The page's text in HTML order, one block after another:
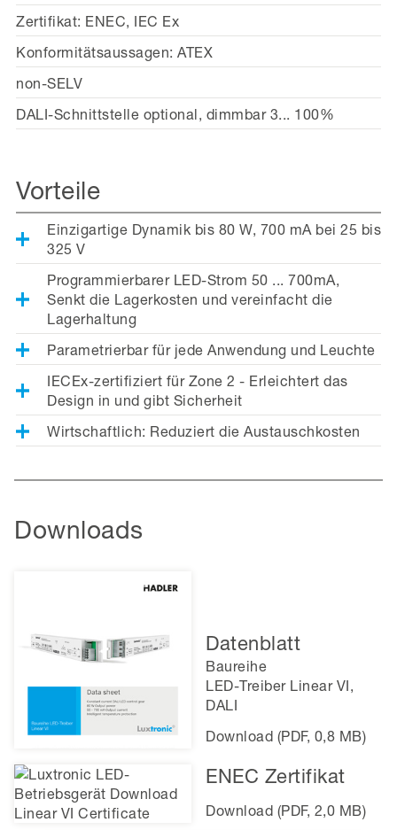
Zertifikat: ENEC, IEC Ex
Konformitätsaussagen: ATEX
non-SELV
DALI-Schnittstelle optional, dimmbar 3... 100%
Vorteile
Einzigartige Dynamik bis 80 W, 700 mA bei 25 bis
325 V
Programmierbarer LED-Strom 50 ... 700mA,
Senkt die Lagerkosten und vereinfacht die
Lagerhaltung
Parametrierbar für jede Anwendung und Leuchte
IECEx-zertifiziert für Zone 2 - Erleichtert das
Design in und gibt Sicherheit
Wirtschaftlich: Reduziert die Austauschkosten
Downloads
Datenblatt
Baureihe
LED-Treiber Linear VI,
DALI
Download (PDF, 0,8 MB)
ENEC Zertifikat
Download (PDF, 2,0 MB)